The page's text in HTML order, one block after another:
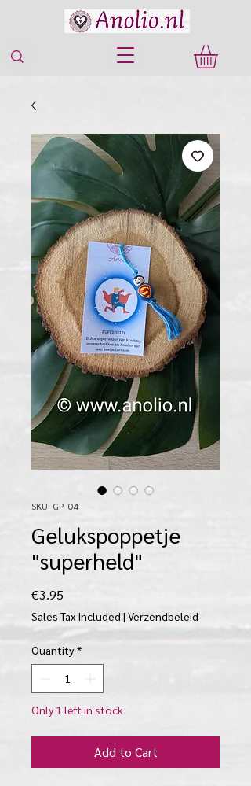
SKU: GP-04
Gelukspoppetje
"superheld"
€3.95
Sales Tax Included | Verzendbeleid
Quantity *
Only 1 left in stock
Add to Cart